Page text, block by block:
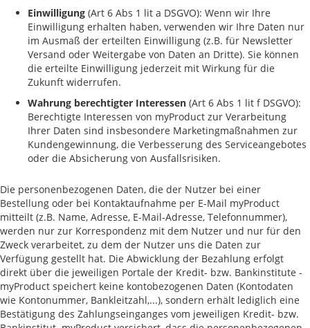
Einwilligung (Art 6 Abs 1 lit a DSGVO): Wenn wir Ihre
Einwilligung erhalten haben, verwenden wir Ihre Daten nur
im Ausmaß der erteilten Einwilligung (z.B. für Newsletter
Versand oder Weitergabe von Daten an Dritte). Sie können
die erteilte Einwilligung jederzeit mit Wirkung für die
Zukunft widerrufen.
Wahrung berechtigter Interessen (Art 6 Abs 1 lit f DSGVO):
Berechtigte Interessen von myProduct zur Verarbeitung
Ihrer Daten sind insbesondere Marketingmaßnahmen zur
Kundengewinnung, die Verbesserung des Serviceangebotes
oder die Absicherung von Ausfallsrisiken.
Die personenbezogenen Daten, die der Nutzer bei einer
Bestellung oder bei Kontaktaufnahme per E-Mail myProduct
mitteilt (z.B. Name, Adresse, E-Mail-Adresse, Telefonnummer),
werden nur zur Korrespondenz mit dem Nutzer und nur für den
Zweck verarbeitet, zu dem der Nutzer uns die Daten zur
Verfügung gestellt hat. Die Abwicklung der Bezahlung erfolgt
direkt über die jeweiligen Portale der Kredit- bzw. Bankinstitute -
myProduct speichert keine kontobezogenen Daten (Kontodaten
wie Kontonummer, Bankleitzahl,...), sondern erhält lediglich eine
Bestätigung des Zahlungseinganges vom jeweiligen Kredit- bzw.